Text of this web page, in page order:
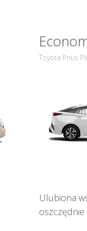
Toyota Prius
Ulubiona
oszczędnie